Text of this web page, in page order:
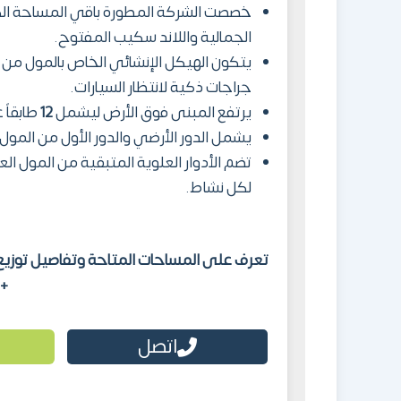
خصصت الشركة المطورة باقي المساحة
الجمالية واللاند سكيب المفتوح.
يتكون الهيكل الإنشائي الخاص بالمول من
جراجات ذكية لانتظار السيارات.
يرتفع المبنى فوق الأرض ليشمل12
يشمل الدور الأرضي والدور الأول من
تضم الأدوار العلوية المتبقية من المول
لكل نشاط.
تعرف على المساحات المتاحة وتفاصيل
+201551559588.
اتصل